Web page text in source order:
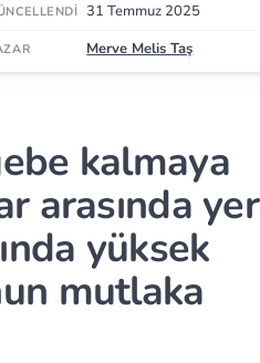
31 Temmuz 2025
Merve Melis Taş
kalmaya
arasında yer
yüksek
mutlaka